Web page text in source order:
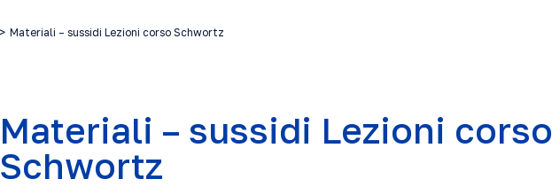
Materiali – sussidi Lezioni corso Schwortz
Materiali – sussidi Lezioni corso
Schwortz